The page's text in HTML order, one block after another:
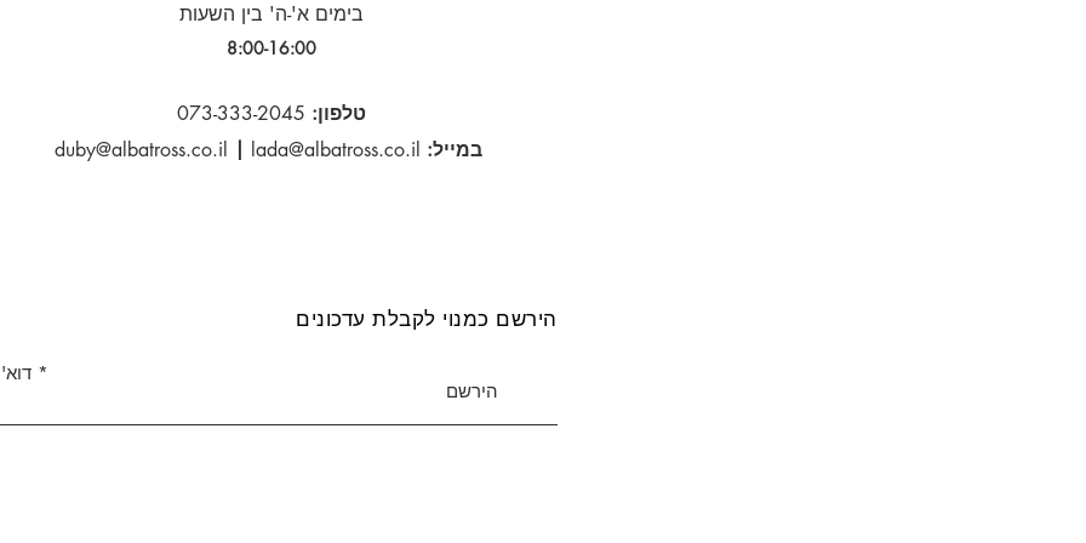
בימים א'-ה' בין השעות
8:00-16:00​
טלפון:
במייל:
duby@albatross.co.il | lada@albatross.co.il
הירשם כמנוי לקבלת עדכונים
הירשם